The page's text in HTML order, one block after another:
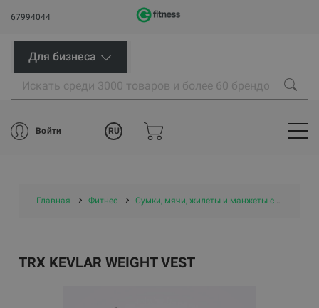
67994044
Для бизнеса
Войти RU
Главная Фитнес Сумки, мячи, жилеты и манжеты с утяжелением
TRX KEVLAR WEIGHT VEST